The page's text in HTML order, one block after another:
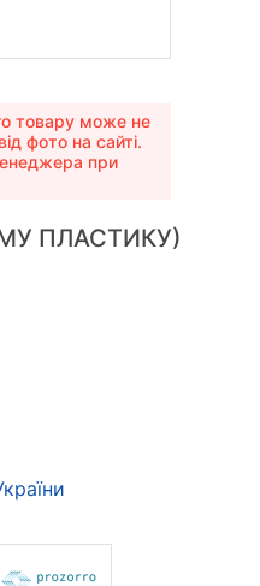
товару може не
фото на сайті.
при
ПЛАСТИКУ)